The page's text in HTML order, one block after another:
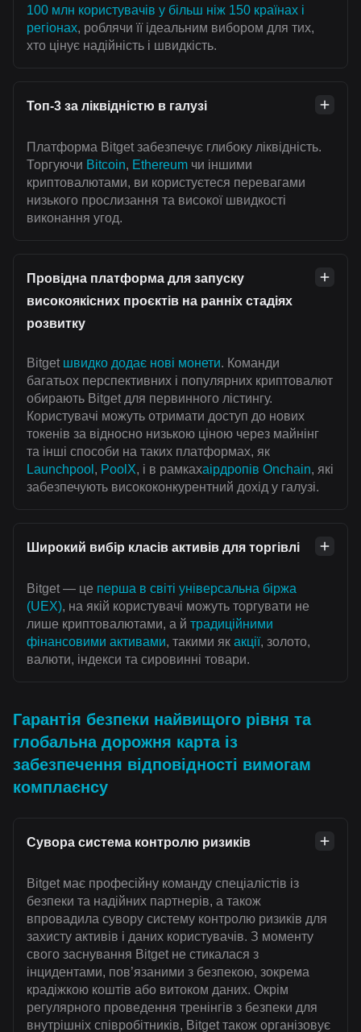
100 млн користувачів у більш ніж 150 країнах і
регіонах, роблячи її ідеальним вибором для тих,
хто цінує надійність і швидкість.
Топ-3 за ліквідністю в галузі
Платформа Bitget забезпечує глибоку ліквідність.
Торгуючи Bitcoin, Ethereum чи іншими
криптовалютами, ви користуєтеся перевагами
низького прослизання та високої швидкості
виконання угод.
Провідна платформа для запуску
високоякісних проєктів на ранніх стадіях
розвитку
Bitget швидко додає нові монети. Команди
багатьох перспективних і популярних криптовалют
обирають Bitget для первинного лістингу.
Користувачі можуть отримати доступ до нових
токенів за відносно низькою ціною через майнінг
та інші способи на таких платформах, як
Launchpool , PoolX, і в рамкахаірдропів Onchain, які
забезпечують висококонкурентний дохід у галузі.
Широкий вибір класів активів для торгівлі
Bitget — це перша в світі універсальна біржа
(UEX), на якій користувачі можуть торгувати не
лише криптовалютами, а й традиційними
фінансовими активами, такими як акції, золото,
валюти, індекси та сировинні товари.
Гарантія безпеки найвищого рівня та
глобальна дорожня карта із
забезпечення відповідності вимогам
комплаєнсу
Сувора система контролю ризиків
Bitget має професійну команду спеціалістів із
безпеки та надійних партнерів, а також
впровадила сувору систему контролю ризиків для
захисту активів і даних користувачів. З моменту
свого заснування Bitget не стикалася з
інцидентами, пов’язаними з безпекою, зокрема
крадіжкою коштів або витоком даних. Окрім
регулярного проведення тренінгів з безпеки для
внутрішніх співробітників, Bitget також організовує